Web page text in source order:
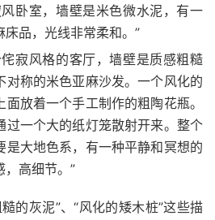
风卧室，墙壁是米色微水泥，有一
品，光线非常柔和。”
侘寂风格的客厅，墙壁是质感粗糙
对称的米色亚麻沙发。一个风化的
放着一个手工制作的粗陶花瓶。
过一个大的纸灯笼散射开来。整个
是大地色系，有一种平静和冥想的
，高细节。”
的灰泥”、“风化的矮木桩”这些描